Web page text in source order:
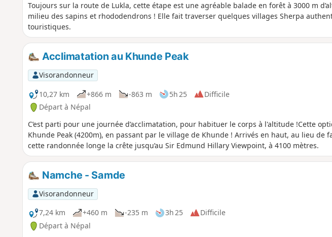
Toujours sur la route de Lukla, cette étape est une agréable balade en forêt à 3000 m
milieu des sapins et rhododendrons ! Elle fait traverser quelques villages Sherpa
touristiques.
Acclimatation au Khunde Peak
Visorandonneur
10,27 km
+866 m -863 m 5h 25
Difficile
Départ à Népal
C’est parti pour une journée d’acclimatation, pour habituer le corps à l'altitude !Cette
Khunde Peak (4200m), en passant par le village de Khunde ! Arrivés en haut, au lieu de
cette randonnée longe la crête jusqu’au Sir Edmund Hillary Viewpoint, à 4100 mètres.
Namche - Samde
Visorandonneur
7,24 km
+460 m -235 m 3h 25
Difficile
Départ à Népal